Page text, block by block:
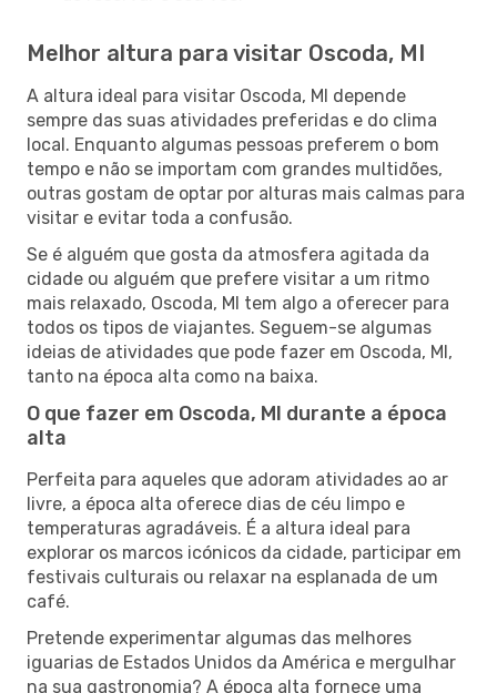
Melhor altura para visitar Oscoda, MI
A altura ideal para visitar Oscoda, MI depende
sempre das suas atividades preferidas e do clima
local. Enquanto algumas pessoas preferem o bom
tempo e não se importam com grandes multidões,
outras gostam de optar por alturas mais calmas para
visitar e evitar toda a confusão.
Se é alguém que gosta da atmosfera agitada da
cidade ou alguém que prefere visitar a um ritmo
mais relaxado, Oscoda, MI tem algo a oferecer para
todos os tipos de viajantes. Seguem-se algumas
ideias de atividades que pode fazer em Oscoda, MI,
tanto na época alta como na baixa.
O que fazer em Oscoda, MI durante a época
alta
Perfeita para aqueles que adoram atividades ao ar
livre, a época alta oferece dias de céu limpo e
temperaturas agradáveis. É a altura ideal para
explorar os marcos icónicos da cidade, participar em
festivais culturais ou relaxar na esplanada de um
café.
Pretende experimentar algumas das melhores
iguarias de Estados Unidos da América e mergulhar
na sua gastronomia? A época alta fornece uma